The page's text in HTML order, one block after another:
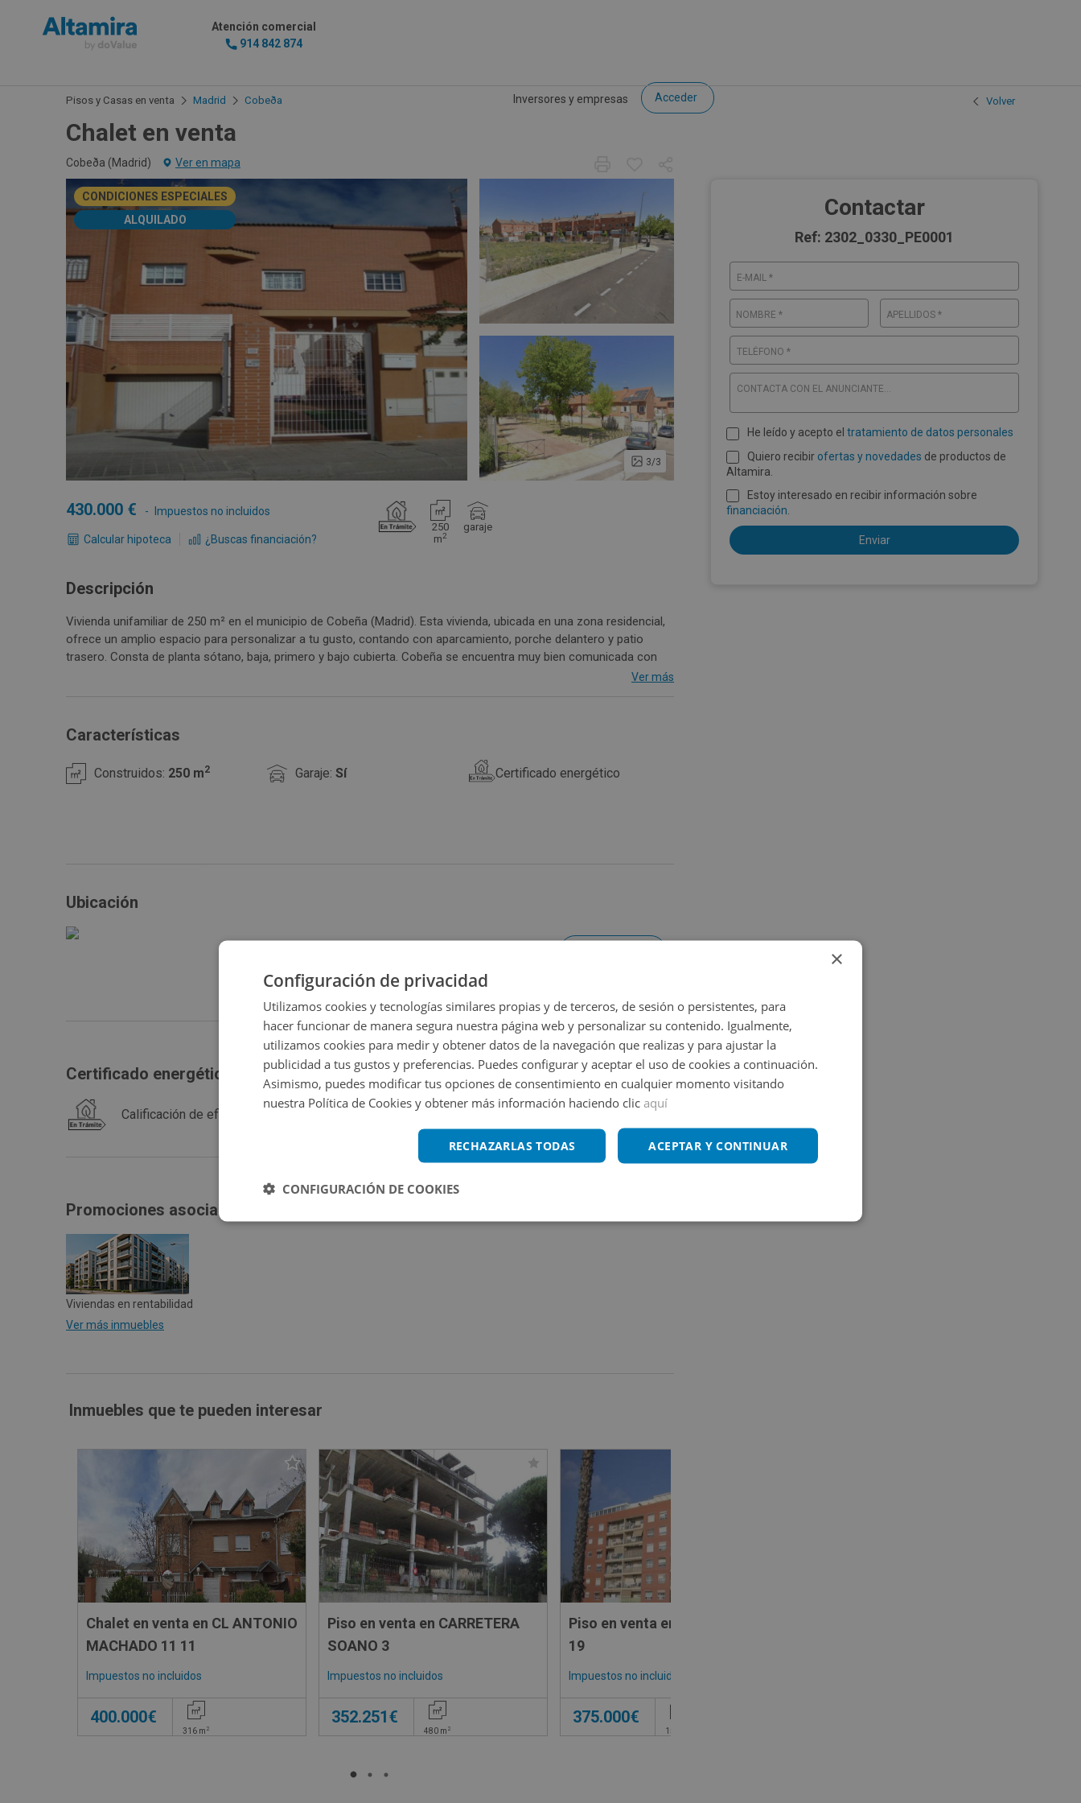
Atención comercial
914 842 874
Inversores y empresas Acceder
Pisos y Casas en venta Madrid Cobeða Volver
Chalet en venta
Cobeða (Madrid) Ver en mapa
CONDICIONES ESPECIALES
ALQUILADO
3/3
Contactar
Ref: 2302_0330_PE0001
E-MAIL *
NOMBRE * APELLIDOS *
TELÉFONO *
CONTACTA CON EL ANUNCIANTE...
He leído y acepto el tratamiento de datos personales
Quiero recibir ofertas y novedades de productos de
Altamira.
Estoy interesado en recibir información sobre
financiación.
250
m2
garaje
430.000 Impuestos no incluidos
Calcular hipoteca ¿Buscas financiación?
Descripción
Vivienda unifamiliar de 250 m² en el municipio de Cobeña (Madrid). Esta vivienda, ubicada en una zona residencial,
ofrece un amplio espacio para personalizar a tu gusto, contando con aparcamiento, porche delantero y patio
trasero. Consta de planta sótano, baja, primero y bajo cubierta. Cobeña se encuentra muy bien comunicada con
Madrid con varias líneas de autobuses interurbanos y vías principales. Es un municipio muy tranquilo junto a un
buscan comodidad y amplitud en una ubicación privilegiada
Ver más
Características
Construidos: 250 m2 Garaje: Sí Certificado energético
Ubicación
Certificado energético
Calificación de eficiencia energética en trámite.
Promociones asociadas
Viviendas en rentabilidad
Ver más inmuebles
Inmuebles que te pueden interesar
Chalet en venta en CL ANTONIO
MACHADO 11 11
Impuestos no incluidos
400.000€
316 m 2
Piso en venta en CARRETERA
SOANO 3
Impuestos no incluidos
352.251€
480 m 2
Piso en venta en CALLE MURTA
19
Impuestos no incluidos
375.000€
153
×
Configuración de privacidad
Utilizamos cookies y tecnologías similares propias y de terceros, de sesión o persistentes, para
hacer funcionar de manera segura nuestra página web y personalizar su contenido. Igualmente,
utilizamos cookies para medir y obtener datos de la navegación que realizas y para ajustar la
publicidad a tus gustos y preferencias. Puedes configurar y aceptar el uso de cookies a continuación.
Asimismo, puedes modificar tus opciones de consentimiento en cualquier momento visitando
nuestra Política de Cookies y obtener más información haciendo clic aquí
ACEPTAR Y CONTINUAR
RECHAZARLAS TODAS
CONFIGURACIÓN DE COOKIES